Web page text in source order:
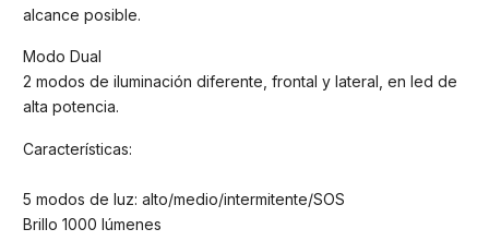
alcance posible.
Modo Dual
2 modos de iluminación diferente, frontal y lateral, en led de
alta potencia.
Características:
5 modos de luz: alto/medio/intermitente/SOS
Brillo 1000 lúmenes